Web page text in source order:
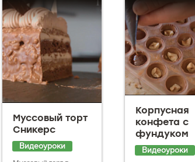
Муссовый торт
Сникерс
Видеоуроки
Корпусная
конфета с
фундуком
Видеоуроки